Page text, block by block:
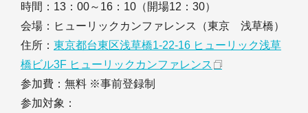
時間：13：00～16：10（開場12：30）
会場：ヒューリックカンファレンス（東京 浅草橋）
住所： 東京都台東区浅草橋1-22-16 ヒューリック浅草
橋ビル3F ヒューリックカンファレンス
参加費：無料 ※事前登録制
参加対象：